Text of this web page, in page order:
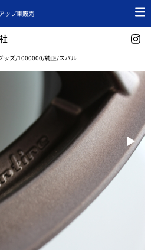
ップ車販売
ッズ/1000000/純正/スバル